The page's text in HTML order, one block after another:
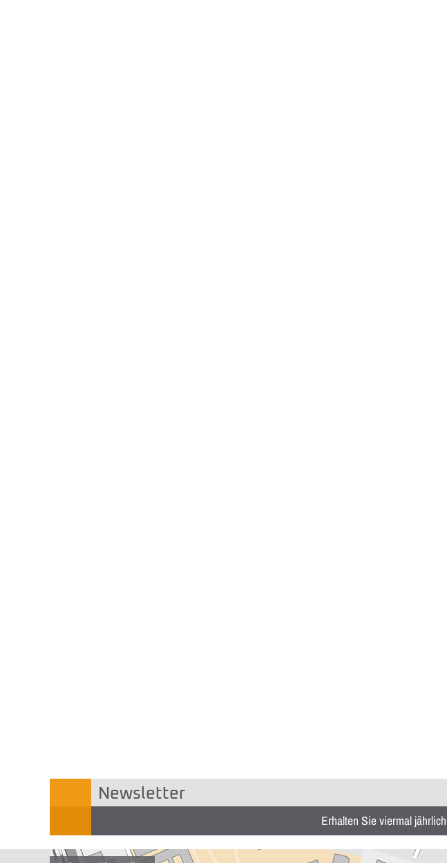
Newsletter
Erhalten Sie viermal